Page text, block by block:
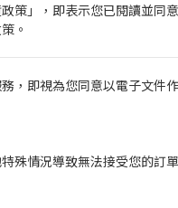
策」，即表示您已閱讀並
。
，即視為您同意以電子文件
殊情況導致無法接受您的